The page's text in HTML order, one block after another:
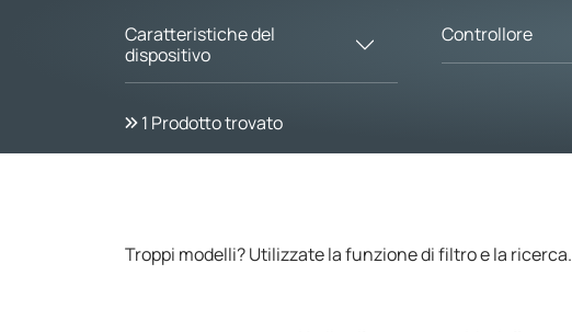
Caratteristiche del
dispositivo
Controllore
1 Prodotto trovato
Troppi modelli? Utilizzate la funzione di filtro e la ricerca.